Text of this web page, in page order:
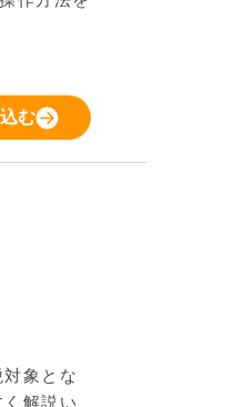
む
象とな
解説い